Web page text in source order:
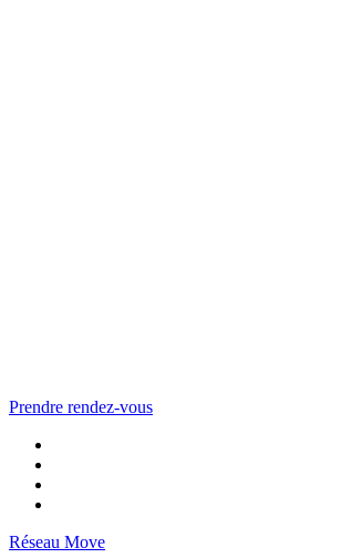
Prendre rendez-vous
Réseau Move